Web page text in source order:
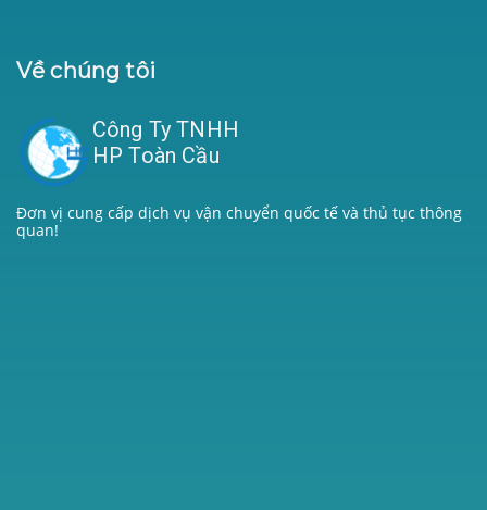
Về chúng tôi
Công Ty TNHH
HP Toàn Cầu
Đơn vị cung cấp dịch vụ vận chuyển quốc tế và thủ tục thông
quan!